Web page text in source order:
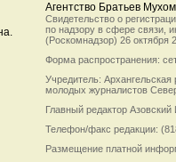
Агентство Братьев
Свидетельство о
по надзору в сфере связи,
(Роскомнадзор) 26 октября
Форма распространения:
Учредитель:
молодых журналистов
Главный редактор Азовский
Телефон/факс редакции:
Размещение платной